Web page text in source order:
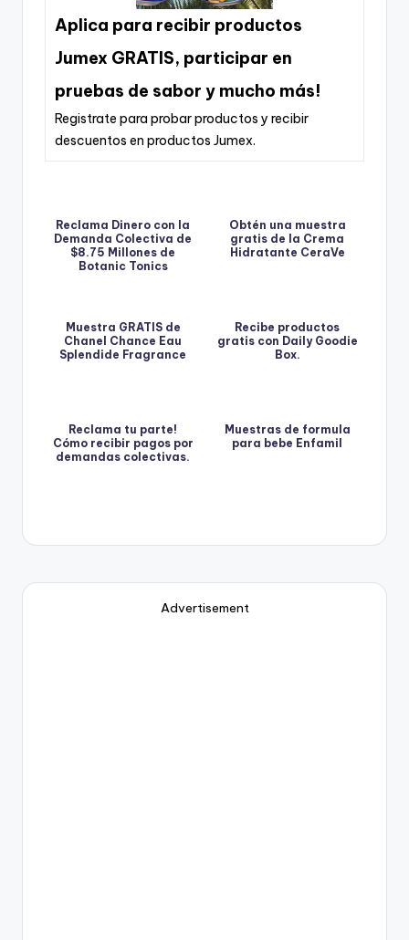
Aplica para recibir productos
Jumex GRATIS, participar en
pruebas de sabor y mucho más!
Registrate para probar productos y recibir
descuentos en productos Jumex.
Reclama Dinero con la
Demanda Colectiva de
$8.75 Millones de
Botanic Tonics
Obtén una muestra
gratis de la Crema
Hidratante CeraVe
Muestra GRATIS de
Chanel Chance Eau
Splendide Fragrance
Recibe productos
gratis con Daily Goodie
Box.
Reclama tu parte!
Cómo recibir pagos por
demandas colectivas.
Muestras de formula
para bebe Enfamil
Advertisement